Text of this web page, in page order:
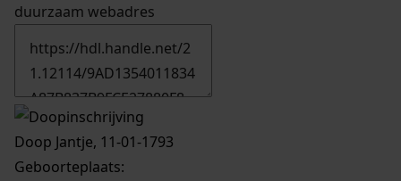
duurzaam webadres
Doop Jantje, 11-01-1793
Geboorteplaats: